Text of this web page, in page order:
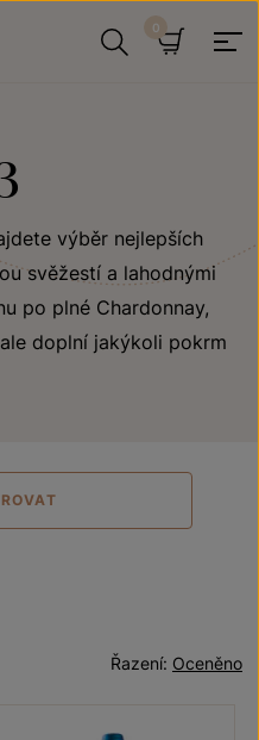
výběr nejlepších
svěžestí a lahodnými
po plné Chardonnay,
doplní jakýkoli pokrm
Oceněno
Řazení: